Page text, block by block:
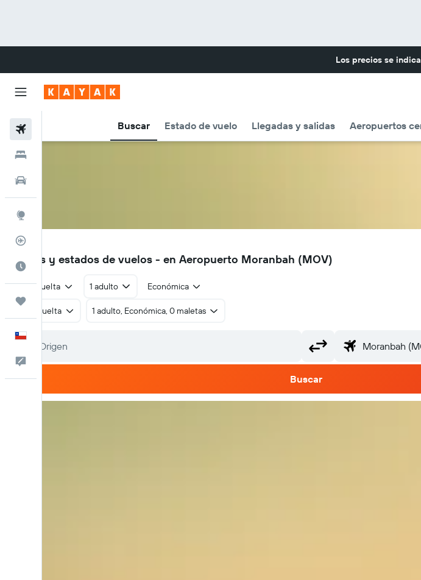
Los precios se
Buscar Estado de vuelo Llegadas y salidas Aeropuertos
Cuándo ir
MOV
Vuelos y estados de vuelos - en Aeropuerto Moranbah (MOV)
Ida y vuelta 1 adulto Económica
Ida y vuelta 1 adulto, Económica, 0 maletas
Buscar